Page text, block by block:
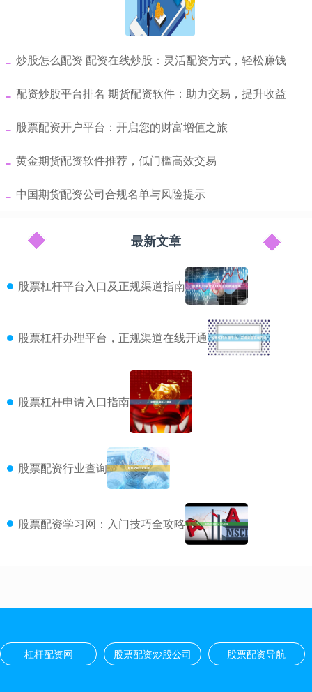
​炒股怎么配资 配资在线炒股：灵活配资方式，轻松赚钱
​配资炒股平台排名 期货配资软件：助力交易，提升收益
​股票配资开户平台：开启您的财富增值之旅
​黄金期货配资软件推荐，低门槛高效交易
​中国期货配资公司合规名单与风险提示
最新文章
股票杠杆平台入口及正规渠道指南
股票杠杆办理平台，正规渠道在线开通
股票杠杆申请入口指南
股票配资行业查询
股票配资学习网：入门技巧全攻略
杠杆配资网 股票配资炒股公司 股票配资导航